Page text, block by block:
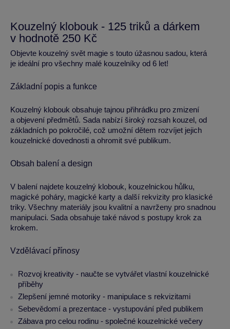
Kouzelný klobouk - 125 triků a dárkem
v hodnotě 250 Kč
Objevte kouzelný svět magie s touto úžasnou sadou, která
je ideální pro všechny malé kouzelníky od 6 let!
Základní popis a funkce
Kouzelný klobouk obsahuje tajnou přihrádku pro zmizení
a objevení předmětů. Sada nabízí široký rozsah kouzel, od
základních po pokročilé, což umožní dětem rozvíjet jejich
kouzelnické dovednosti a ohromit své publikum.
Obsah balení a design
V balení najdete kouzelný klobouk, kouzelnickou hůlku,
magické poháry, magické karty a další rekvizity pro klasické
triky. Všechny materiály jsou kvalitní a navrženy pro snadnou
manipulaci. Sada obsahuje také návod s postupy krok za
krokem.
Vzdělávací přínosy
Rozvoj kreativity - naučte se vytvářet vlastní kouzelnické
příběhy
Zlepšení jemné motoriky - manipulace s rekvizitami
Sebevědomí a prezentace - vystupování před publikem
Zábava pro celou rodinu - společné kouzelnické večery